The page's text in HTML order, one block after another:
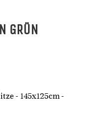
GRÜN
- 145x125cm -